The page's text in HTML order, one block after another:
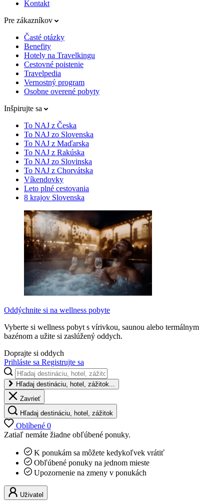
Kontakt
Pre zákazníkov
Časté otázky
Benefity
Hotely na Travelkingu
Cestovné poistenie
Travelpedia
Vernostný program
Osobne overené pobyty
Inšpirujte sa
To NAJ z Česka
To NAJ zo Slovenska
To NAJ z Maďarska
To NAJ z Rakúska
To NAJ zo Slovinska
To NAJ z Chorvátska
Víkendovky
Leto plné cestovania
8 krajov Slovenska
Oddýchnite si na wellness pobyte
Vyberte si wellness pobyt s vírivkou, saunou alebo termálnym
bazénom a užite si zaslúžený oddych.
Doprajte si oddych
Prihláste sa Registrujte sa
Hľadaj destináciu, hotel, zážitok...
Zavrieť
Hľadaj destináciu, hotel, zážitok
Oblíbené 0
Zatiaľ nemáte žiadne obľúbené ponuky.
K ponukám sa môžete kedykoľvek vrátiť
Obľúbené ponuky na jednom mieste
Upozornenie na zmeny v ponukách
Uživatel